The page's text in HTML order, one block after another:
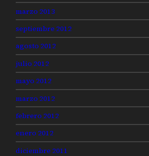
marzo 2013
septiembre 2012
agosto 2012
julio 2012
mayo 2012
marzo 2012
febrero 2012
enero 2012
diciembre 2011